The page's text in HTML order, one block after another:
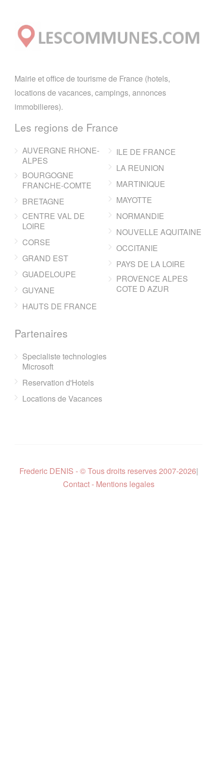
Mairie et office de tourisme de France (hotels,
locations de vacances, campings, annonces
immobilieres).
Les regions de France
AUVERGNE RHONE-
ALPES
BOURGOGNE
FRANCHE-COMTE
BRETAGNE
CENTRE VAL DE
LOIRE
CORSE
GRAND EST
GUADELOUPE
GUYANE
HAUTS DE FRANCE
ILE DE FRANCE
LA REUNION
MARTINIQUE
MAYOTTE
NORMANDIE
NOUVELLE AQUITAINE
OCCITANIE
PAYS DE LA LOIRE
PROVENCE ALPES
COTE D AZUR
Partenaires
Specialiste technologies
Microsoft
Reservation d'Hotels
Locations de Vacances
Frederic DENIS - © Tous droits reserves 2007-2026|
Contact - Mentions legales